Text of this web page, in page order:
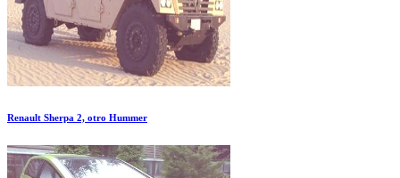
Renault Sherpa 2, otro Hummer